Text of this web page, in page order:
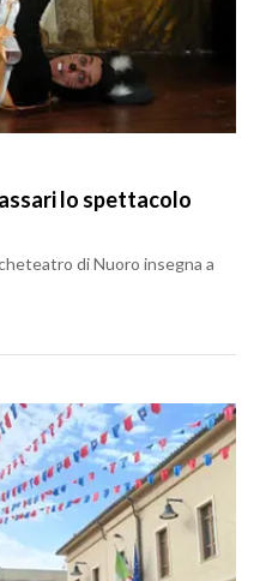
lo spettacolo
di Nuoro insegna a